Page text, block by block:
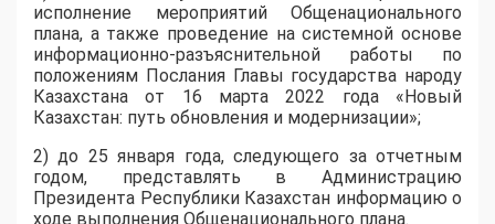
исполнение мероприятий Общенационального
плана, а также проведение на системной основе
информационно-разъяснительной работы по
положениям Послания Главы государства народу
Казахстана от 16 марта 2022 года «Новый
Казахстан: путь обновления и модернизации»;
2) до 25 января года, следующего за отчетным
годом, представлять в Администрацию
Президента Республики Казахстан информацию о
ходе выполнения Общенационального плана.